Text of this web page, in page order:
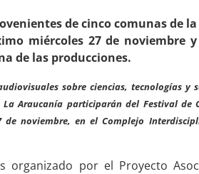
de cinco comunas de
miércoles 27 de noviembre
de las producciones.
sobre ciencias, tecnologías
La Araucanía participarán del Festival
de noviembre, en el Complejo
organizado por el Proyecto